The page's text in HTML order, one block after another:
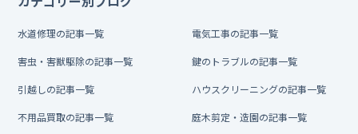
水道修理の記事一覧 電気工事の記事一覧
害虫・害獣駆除の記事一覧 鍵のトラブルの記事一覧
引越しの記事一覧 ハウスクリーニングの記事一覧
不用品買取の記事一覧 庭木剪定・造園の記事一覧